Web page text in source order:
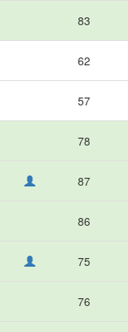
83
62
57
78
87
86
75
76